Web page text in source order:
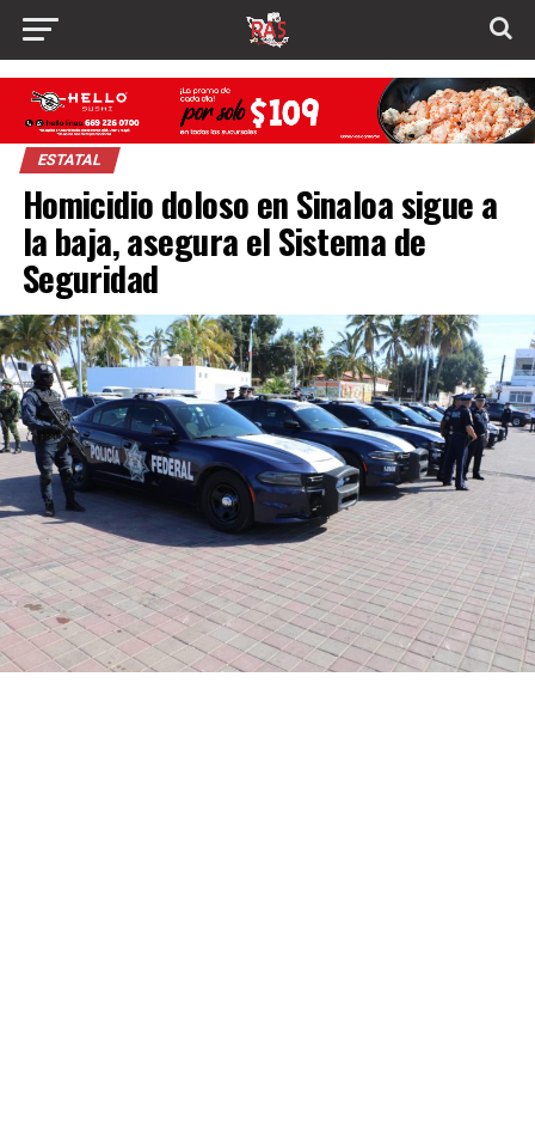
ESTATAL
Homicidio doloso en Sinaloa sigue a
la baja, asegura el Sistema de
Seguridad